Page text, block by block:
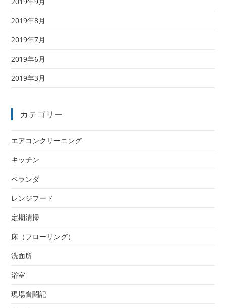
2019年8月
2019年7月
2019年6月
2019年3月
カテゴリー
エアコンクリーニング
キッチン
ベランダ
レンジフード
定期清掃
床（フローリング）
洗面所
浴室
現場奮闘記